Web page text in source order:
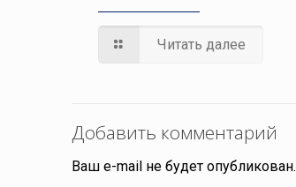
Читать далее
Добавить комментарий
Ваш e-mail не будет опубликован.